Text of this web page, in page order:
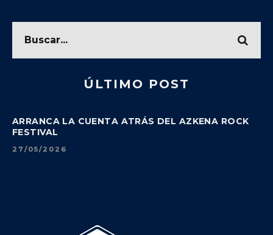
ÚLTIMO POST
ARRANCA LA CUENTA ATRÁS DEL AZKENA ROCK
FESTIVAL
27/05/2026